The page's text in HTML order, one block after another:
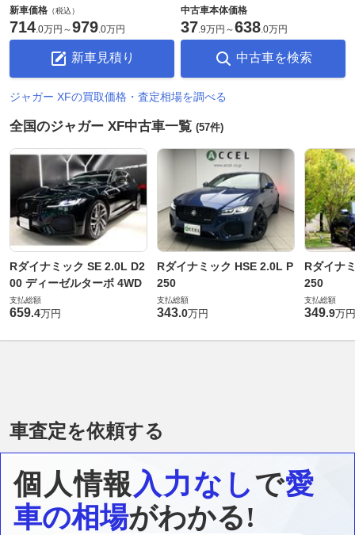
新車価格 （税込）
714.0万円 ～979.0万円
新車見積り
中古車本体価格
37.9万円 ～638.0万円
中古車を検索
ジャガー XFの買取価格・査定相場を調べる
全国のジャガー XF中古車一覧 (57件)
Rダイナミック SE 2.0L D2
00 ディーゼルターボ 4WD
支払総額
659.4万円
Rダイナミック HSE 2.0L P
250
支払総額
343.0万円
Rダイナ
250
支払総額
349.9万円
車査定を依頼する
個人情報入力なしで愛
車の相場がわかる!